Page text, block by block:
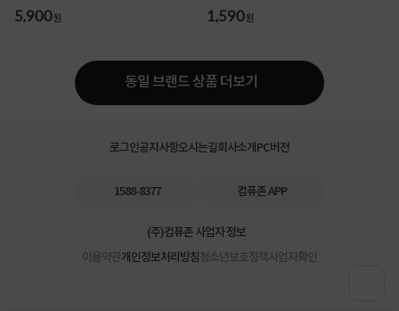
5,900원 1,590원
동일 브랜드 상품 더보기
로그인공지사항오시는길회사소개PC버전
1588-8377 컴퓨존 APP
(주)컴퓨존 사업자 정보
이용약관개인정보처리방침청소년보호정책사업자확인